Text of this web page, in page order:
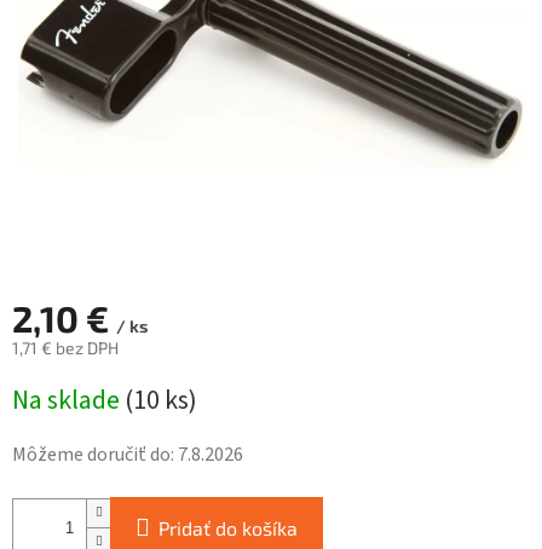
hviezdičiek.
2,10 € / ks
1,71 € bez DPH
cena:
Na sklade (10 ks)
Môžeme doručiť do: 7.8.2026
Pridať do košíka